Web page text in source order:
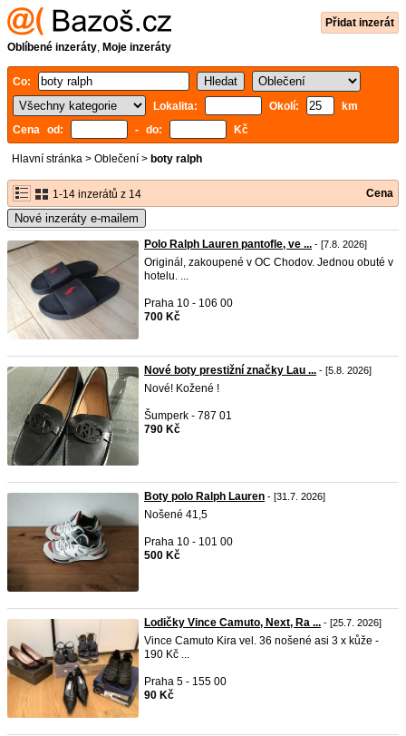
Přidat inzerát
Oblíbené inzeráty, Moje inzeráty
Co:
Lokalita:
Okolí:
km
Cena od:
- do: Kč
Hlavní stránka > Oblečení > boty ralph
1-14 inzerátů z 14 Cena
Nové inzeráty e-mailem
Polo Ralph Lauren pantofle, ve ... - [7.8. 2026]
Originál, zakoupené v OC Chodov. Jednou obuté v
hotelu. ...
Praha 10 - 106 00
700 Kč
Nové boty prestižní značky Lau ... - [5.8. 2026]
Nové! Kožené !
Šumperk - 787 01
790 Kč
Boty polo Ralph Lauren - [31.7. 2026]
Nošené 41,5
Praha 10 - 101 00
500 Kč
Lodičky Vince Camuto, Next, Ra ... - [25.7. 2026]
Vince Camuto Kira vel. 36 nošené asi 3 x kůže -
190 Kč ...
Praha 5 - 155 00
90 Kč